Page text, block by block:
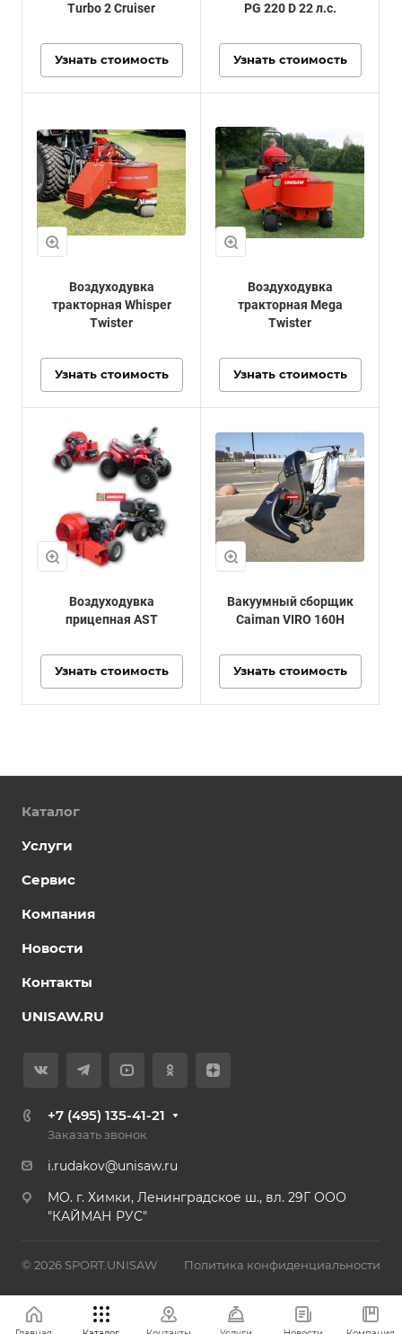
Turbo 2 Cruiser
Узнать стоимость
PG 220 D 22 л.с.
Узнать стоимость
Воздуходувка
тракторная Whisper
Twister
Узнать стоимость
Воздуходувка
тракторная Mega
Twister
Узнать стоимость
Воздуходувка
прицепная AST
Узнать стоимость
Вакуумный сборщик
Caiman VIRO 160H
Узнать стоимость
Каталог
Услуги
Сервис
Компания
Новости
Контакты
UNISAW.RU
+7 (495) 135-41-21
Заказать звонок
i.rudakov@unisaw.ru
MO. г. Химки, Ленинградское ш., вл. 29Г ООО
"КАЙМАН РУС"
© 2026 SPORT.UNISAW Политика конфиденциальности